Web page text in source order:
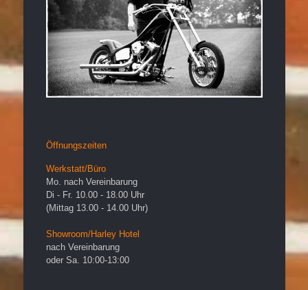
Öffnungszeiten
Werkstatt/Büro
Mo. nach Vereinbarung
Di - Fr. 10.00 - 18.00 Uhr
(Mittag 13.00 - 14.00 Uhr)
Showroom/Harley Hotel
nach Vereinbarung
oder Sa. 10:00-13:00